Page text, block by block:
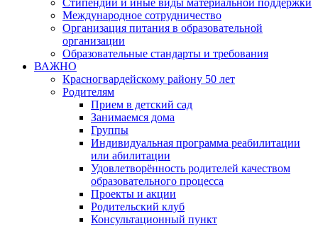
Стипендии и иные виды материальной поддержки
Международное сотрудничество
Организация питания в образовательной
организации
Образовательные стандарты и требования
ВАЖНО
Красногвардейскому району 50 лет
Родителям
Прием в детский сад
Занимаемся дома
Группы
Индивидуальная программа реабилитации
или абилитации
Удовлетворённость родителей качеством
образовательного процесса
Проекты и акции
Родительский клуб
Консультационный пункт